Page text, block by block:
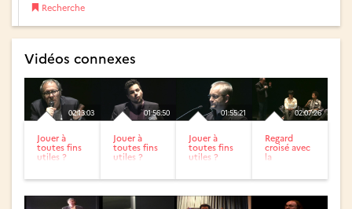
Recherche
Vidéos connexes
02:13:03
Jouer à
toutes fins
utiles ?
01:56:50
Jouer à
toutes fins
utiles ?
01:55:21
Jouer à
toutes fins
utiles ?
02:07:26
Regard
croisé avec
la